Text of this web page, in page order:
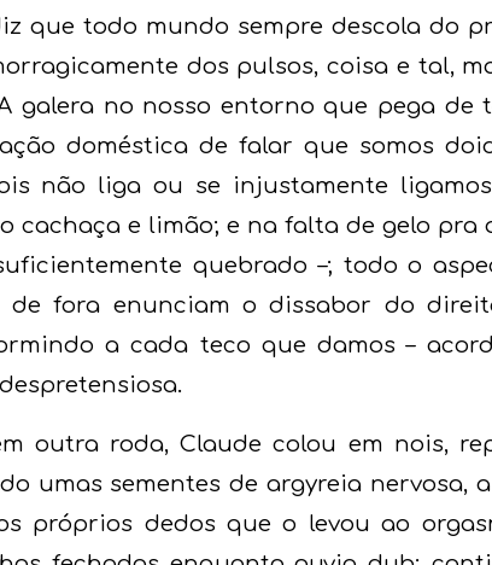
que todo mundo sempre descola do
dos pulsos, coisa e tal,
galera no nosso entorno que pega de
doméstica de falar que somos
não liga ou se injustamente ligamos
cachaça e limão; e na falta de gelo pra
quebrado –; todo o
de fora enunciam o dissabor do
a cada teco que damos –
outra roda, Claude colou em nois,
umas sementes de argyreia nervosa,
próprios dedos que o levou ao